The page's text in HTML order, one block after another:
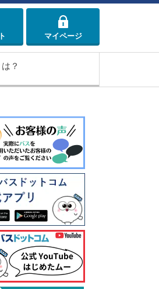
マイページ
？